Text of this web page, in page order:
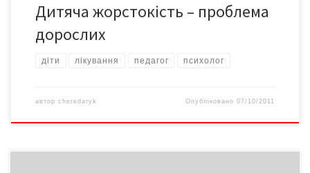
Дитяча жорстокість – проблема
дорослих
діти лікування педагог психолог
автор cheredaryk Опубліковано07/10/2011